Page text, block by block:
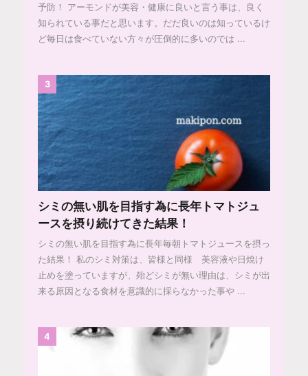
予防！ アーモンドが美容・健康に良いと言う事は、良く
知られている事だと思います。だだ良いのは知っているけ
ど毎日は食べていない方々が圧倒的に多いのでは ...
3
シミの無い肌を目指す為に長年トマトジュ
ースを摂り続けてきた結果！
シミの無い肌を目指す為に長年毎朝トマトジュースを摂っ
た結果！ 私のシミ対策は、皆様と同様 美容液や日焼け
止めを塗っていますが、殆どシミが無い理由は、シミが出
来る原因となる食材を意識的に採らなかった事や ...
4